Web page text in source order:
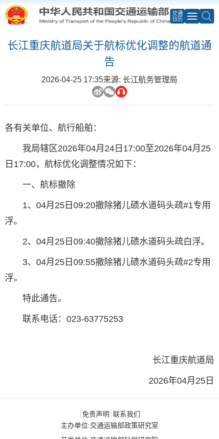
交通
日历
长江重庆航道局关于航标优化调整的航道通
告
2026-04-25 17:35来源: 长江航务管理局
各有关单位、航行船舶：
我局辖区2026年04月24日17:00至2026年04月25
日17:00，航标优化调整情况如下：
一、航标撤除
1、04月25日09:20撤除猪儿碛水道码头疏#1专用
浮。
2、04月25日09:40撤除猪儿碛水道码头疏白浮。
3、04月25日09:55撤除猪儿碛水道码头疏#2专用
浮。
特此通告。
联系电话：023-63775253
长江重庆航道局
2026年04月25日
| 免责声明 | 联系我们
主办单位:交通运输部政策研究室